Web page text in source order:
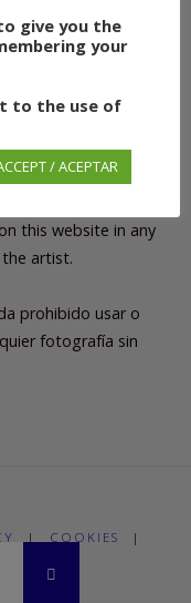
this website in any
artist.
prohibido usar o
fotografía sin
| COOKIES |
Buscar
give you the
your
to the use of
/ ACEPTAR